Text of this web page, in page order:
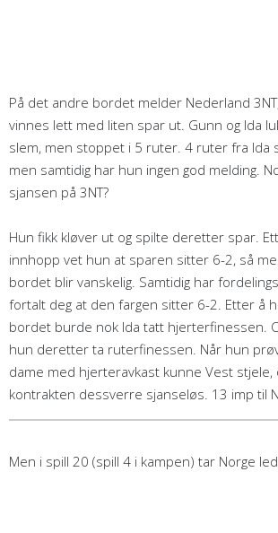
På det andre bordet melder Nederland
vinnes lett med liten spar ut. Gunn og Ida
slem, men stoppet i 5 ruter. 4 ruter fra Ida
men samtidig har hun ingen god melding.
sjansen på 3NT?
Hun fikk kløver ut og spilte deretter spar.
innhopp vet hun at sparen sitter 6-2, så
bordet blir vanskelig. Samtidig har
fortalt deg at den fargen sitter 6-2. Etter å
bordet burde nok Ida tatt hjerterfinessen.
hun deretter ta ruterfinessen. Når hun
dame med hjerteravkast kunne Vest stjele,
kontrakten dessverre sjanseløs. 13 imp til
Men i spill 20 (spill 4 i kampen) tar Norge